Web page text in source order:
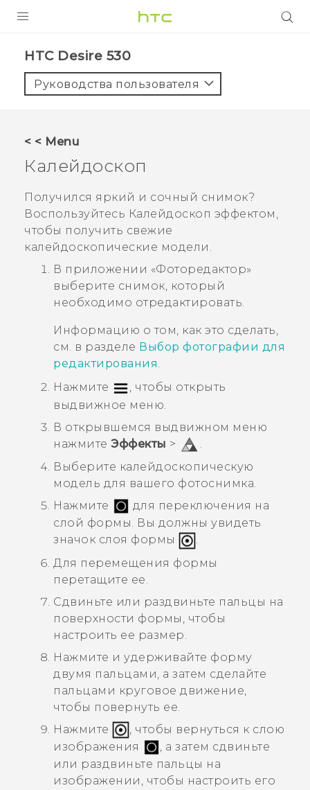
5G
ПОДДЕРЖКА
HTC Desire 530‎
Руководства пользователя
< < Menu
Калейдоскоп
Получился яркий и сочный снимок?
Воспользуйтесь Калейдоскоп эффектом,
чтобы получить свежие
калейдоскопические модели.
В приложении «Фоторедактор»
выберите снимок, который
необходимо отредактировать.
Информацию о том, как это сделать,
см. в разделе Выбор фотографии для
редактирования.
Нажмите
, чтобы открыть
выдвижное меню.
В открывшемся выдвижном меню
нажмите Эффекты >
Выберите калейдоскопическую
модель для вашего фотоснимка.
Нажмите
для переключения на
слой формы. Вы должны увидеть
значок слоя формы
.
Для перемещения формы
перетащите ее.
Сдвиньте или раздвиньте пальцы на
поверхности формы, чтобы
настроить ее размер.
Нажмите и удерживайте форму
двумя пальцами, а затем сделайте
пальцами круговое движение,
чтобы повернуть ее.
Нажмите
, чтобы вернуться к слою
изображения
, а затем сдвиньте
или раздвиньте пальцы на
изображении, чтобы настроить его